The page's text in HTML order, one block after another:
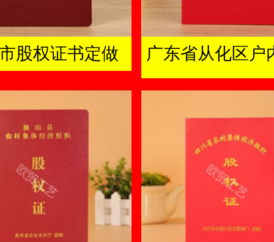
股权证书定做
广东省从化区户
及成员证